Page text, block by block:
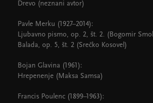
Drevo (neznani avtor)
Pavle Merku (1927–2014):
Ljubavno pismo, op. 2, št. 2. (Bogomir
Balada, op. 5, št. 2 (Srečko Kosovel)
Bojan Glavina (1961):
Hrepenenje (Maksa Samsa)
Francis Poulenc (1899–1963):